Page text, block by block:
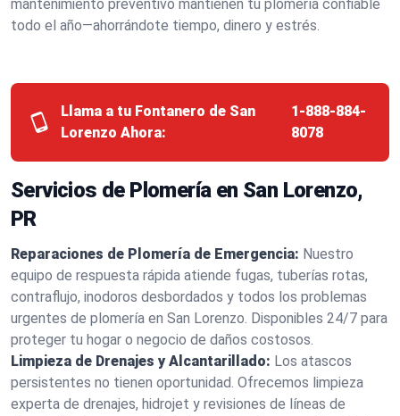
mantenimiento preventivo mantienen tu plomería confiable
todo el año—ahorrándote tiempo, dinero y estrés.
Llama a tu Fontanero de San
Lorenzo Ahora:
1-888-884-
8078
Servicios de Plomería en San Lorenzo,
PR
Reparaciones de Plomería de Emergencia: Nuestro
equipo de respuesta rápida atiende fugas, tuberías rotas,
contraflujo, inodoros desbordados y todos los problemas
urgentes de plomería en San Lorenzo. Disponibles 24/7 para
proteger tu hogar o negocio de daños costosos.
Limpieza de Drenajes y Alcantarillado: Los atascos
persistentes no tienen oportunidad. Ofrecemos limpieza
experta de drenajes, hidrojet y revisiones de líneas de